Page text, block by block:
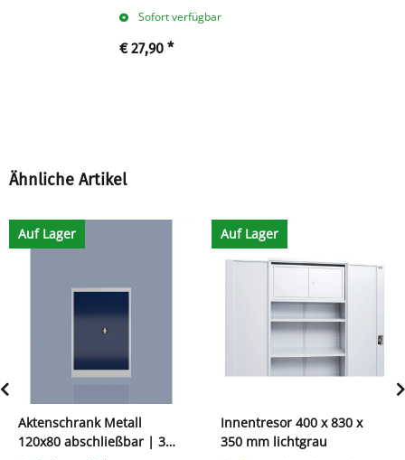
25 ASofort verfügbar
€ 27,90 *
Ähnliche Artikel
Auf Lager
Aktenschrank Metall
120x80 abschließbar | 3
Auf Lager
Innentresor 400 x 830 x
350 mm lichtgrau